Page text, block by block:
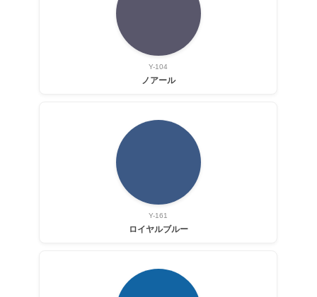
Y-104
ノアール
Y-161
ロイヤルブルー